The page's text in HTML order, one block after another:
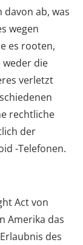
ab, was
wegen
es rooten,
weder die
verletzt
rechtliche
der
-Telefonen.
Act von
Amerika das
des